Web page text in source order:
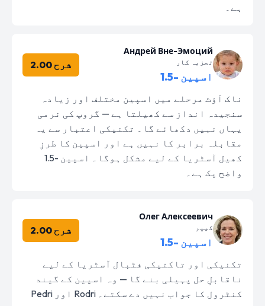
ہے۔
Андрей Вне-Эмоций
تجزیہ کار
اسپین -1.5
شرح 2.00
ناک آؤٹ مرحلے میں اسپین مختلف اور زیادہ
سنجیدہ انداز سے کھیلتا ہے — گروپ کی نرمی
یہاں نہیں دکھائے گا۔ تکنیکی اعتبار سے یہ
مقابلہ برابر کا نہیں ہے اور اسپین کا طرزِ
کھیل آسٹریا کے لیے مشکل ہوگا۔ اسپین -1.5
واضح پک ہے۔
Олег Алексеевич
کیپر
اسپین -1.5
شرح 2.00
تکنیکی اور تاکتیکی فٹبال آسٹریا کے لیے
ناقابلِ حل پہیلی بنے گا — وہ اسپین کے گیند
کنٹرول کا جواب نہیں دے سکتے۔ Rodri اور Pedri